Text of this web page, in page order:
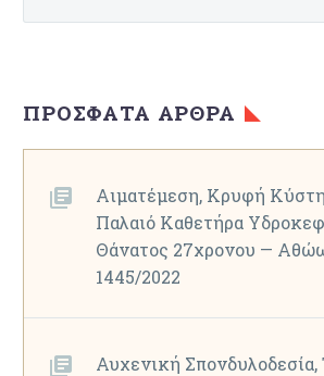
ΠΡΌΣΦΑΤΑ ΆΡΘΡΑ
Αιματέμεση, Κρυφή
Παλαιό Καθετήρα
Θάνατος 27χρονου —
1445/2022
Αυχενική Σπονδυλοδεσία,